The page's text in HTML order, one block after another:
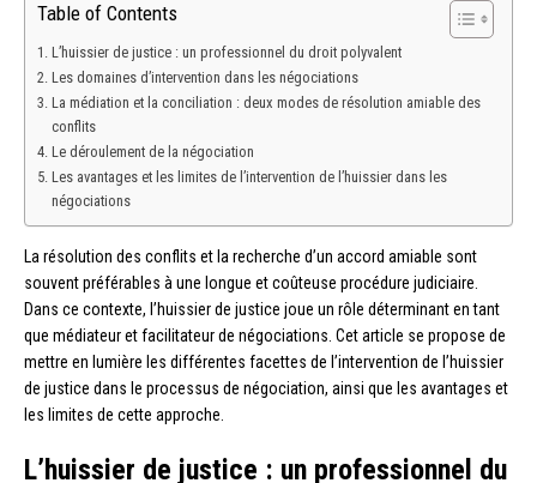
Table of Contents
L’huissier de justice : un professionnel du droit polyvalent
Les domaines d’intervention dans les négociations
La médiation et la conciliation : deux modes de résolution amiable des
conflits
Le déroulement de la négociation
Les avantages et les limites de l’intervention de l’huissier dans les
négociations
La résolution des conflits et la recherche d’un accord amiable sont
souvent préférables à une longue et coûteuse procédure judiciaire.
Dans ce contexte, l’huissier de justice joue un rôle déterminant en tant
que médiateur et facilitateur de négociations. Cet article se propose de
mettre en lumière les différentes facettes de l’intervention de l’huissier
de justice dans le processus de négociation, ainsi que les avantages et
les limites de cette approche.
L’huissier de justice : un professionnel du